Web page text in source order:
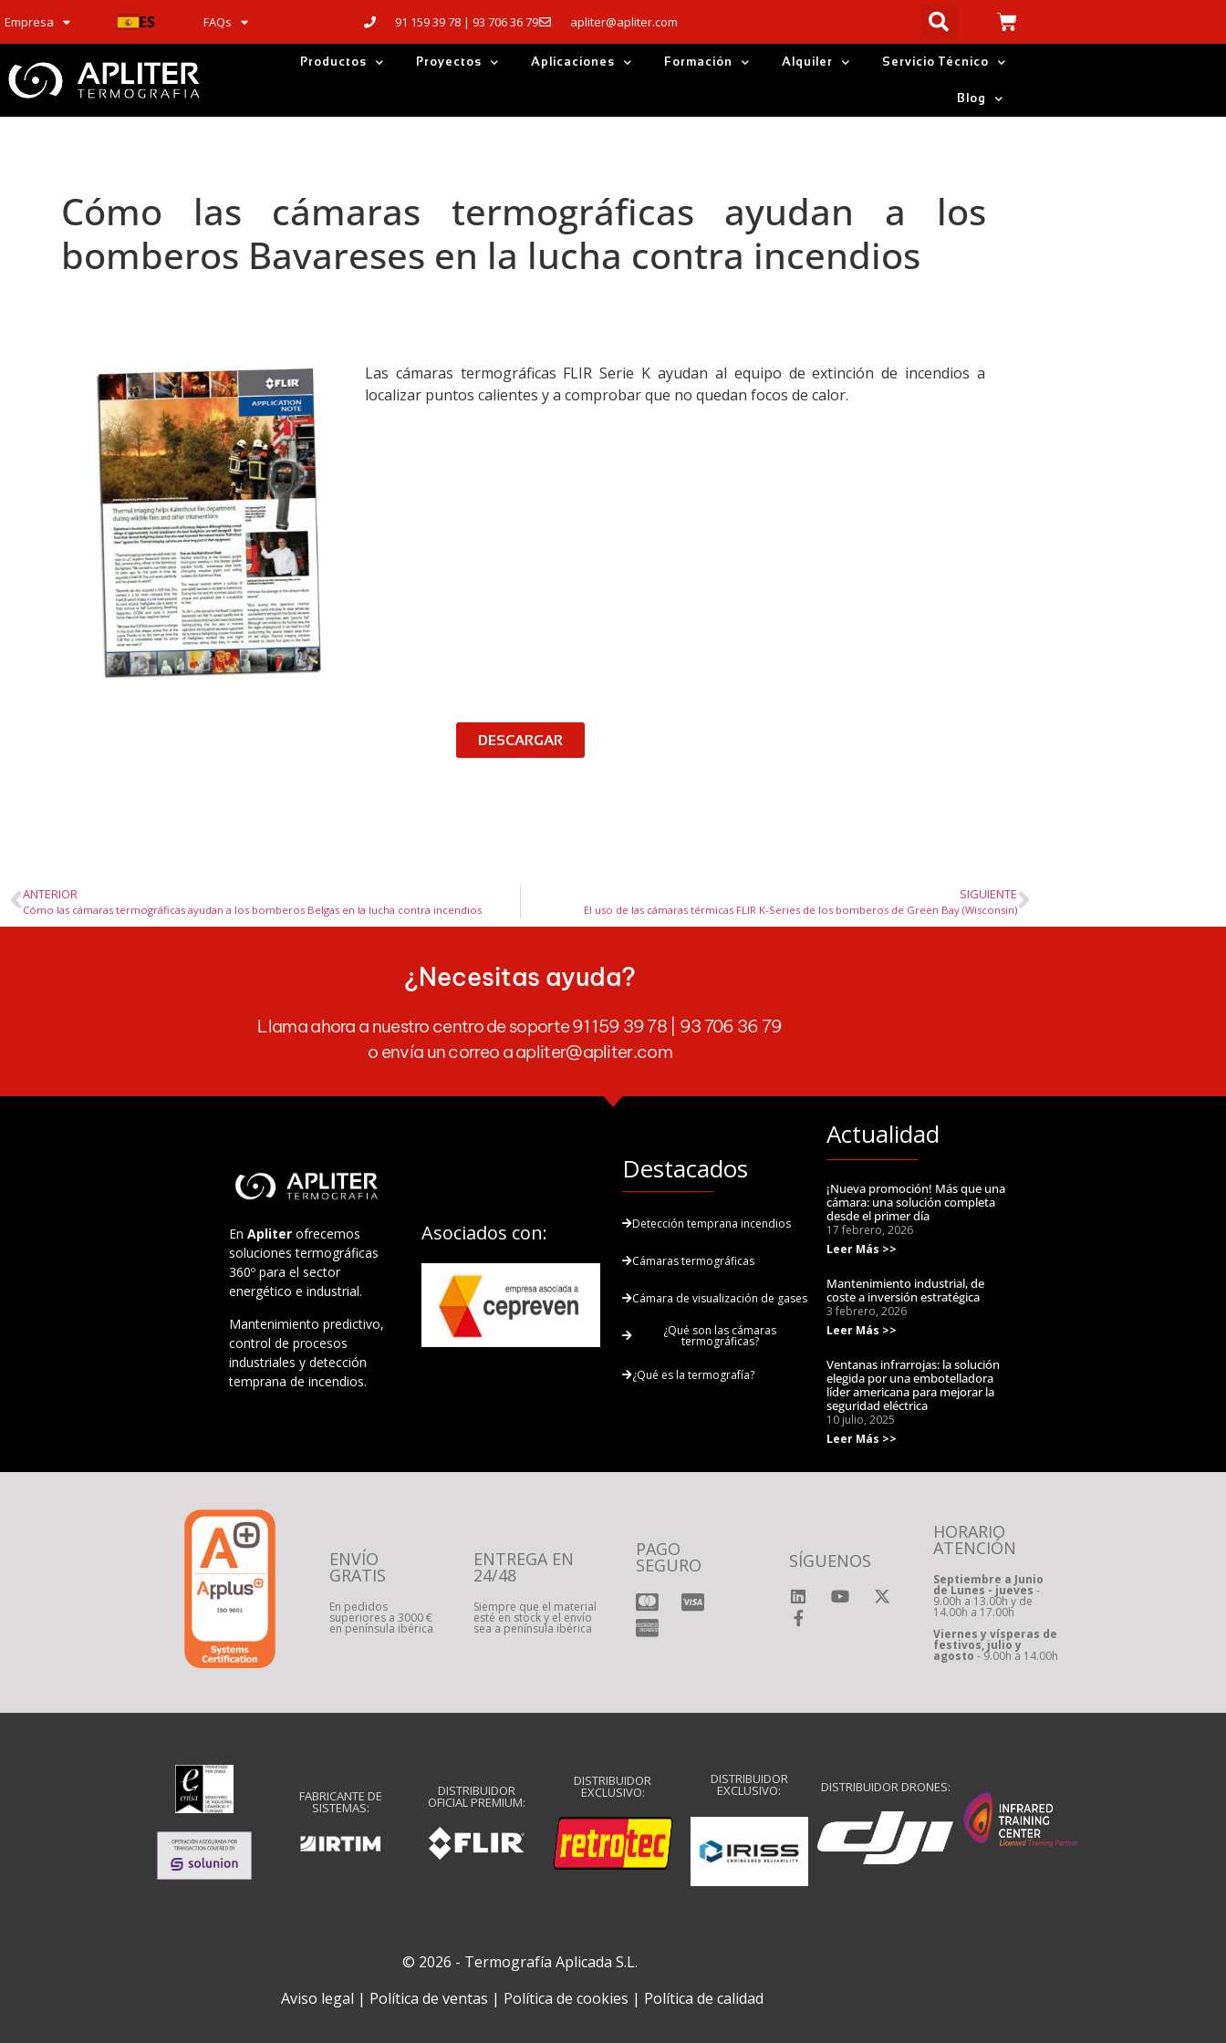
Empresa ES FAQs 91 159 39 78 | 93 706 36 79 apliter@apliter.com
Productos Proyectos Aplicaciones Formación Alquiler Servicio Técnico
Blog
Cómo las cámaras termográficas ayudan a los
bomberos Bavareses en la lucha contra incendios
Las cámaras termográficas FLIR Serie K ayudan al equipo de extinción de incendios a
localizar puntos calientes y a comprobar que no quedan focos de calor.
DESCARGAR
ANTERIOR
Cómo las cámaras termográficas ayudan a los bomberos Belgas en la lucha contra incendios
SIGUIENTE
El uso de las cámaras térmicas FLIR K-Series de los bomberos de Green Bay (Wisconsin)
¿Necesitas ayuda?
Llama ahora a nuestro centro de soporte 91 159 39 78 | 93 706 36 79
o envía un correo a apliter@apliter.com
En Apliterofrecemos
soluciones termográficas
360º para el sector
energético e industrial.
Mantenimiento predictivo,
control de procesos
industriales y detección
temprana de incendios.
Asociados con:
Destacados
Detección temprana incendios
Cámaras termográficas
Cámara de visualización de gases
¿Qué son las cámaras
termográficas?
¿Qué es la termografía?
Actualidad
¡Nueva promoción! Más que una
cámara: una solución completa
desde el primer día
17 febrero, 2026
Leer Más >>
Mantenimiento industrial, de
coste a inversión estratégica
3 febrero, 2026
Leer Más >>
Ventanas infrarrojas: la solución
elegida por una embotelladora
líder americana para mejorar la
seguridad eléctrica
10 julio, 2025
Leer Más >>
ENVÍO
GRATIS
En pedidos
superiores a 3000 €
en península ibérica
ENTREGA EN
24/48
Siempre que el material
esté en stock y el envío
sea a península ibérica
PAGO
SEGURO SÍGUENOS
HORARIO
ATENCIÓN
Septiembre a Junio
de Lunes - jueves -
9.00h a 13.00h y de
14.00h a 17.00h
Viernes y vísperas de
festivos, julio y
agosto - 9.00h a 14.00h
FABRICANTE DE
SISTEMAS:
DISTRIBUIDOR
OFICIAL PREMIUM:
DISTRIBUIDOR
EXCLUSIVO:
DISTRIBUIDOR
EXCLUSIVO: DISTRIBUIDOR DRONES:
© 2026 - Termografía Aplicada S.L.
Aviso legal | Política de ventas | Política de cookies | Política de calidad​